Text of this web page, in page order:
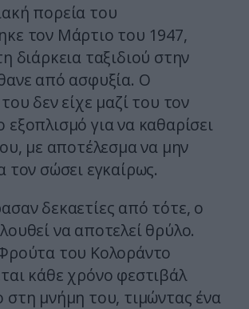
πορεία του
τον Μάρτιο του 1947,
διάρκεια ταξιδιού στην
από ασφυξία. Ο
δεν είχε μαζί του τον
για να καθαρίσει
με αποτέλεσμα να μην
τον σώσει εγκαίρως.
δεκαετίες από τότε, ο
να αποτελεί θρύλο.
του Κολοράντο
κάθε χρόνο φεστιβάλ
στη μνήμη του, τιμώντας ένα